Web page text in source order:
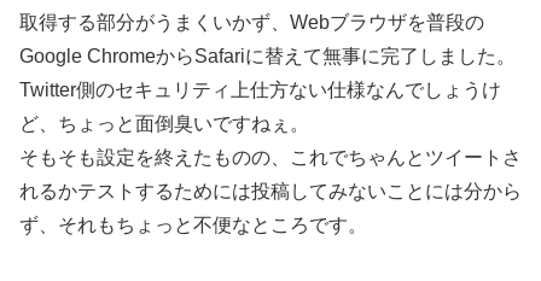
取得する部分がうまくいかず、Webブラウザを普段の
Google ChromeからSafariに替えて無事に完了しました。
Twitter側のセキュリティ上仕方ない仕様なんでしょうけ
ど、ちょっと面倒臭いですねぇ。
そもそも設定を終えたものの、これでちゃんとツイートさ
れるかテストするためには投稿してみないことには分から
ず、それもちょっと不便なところです。